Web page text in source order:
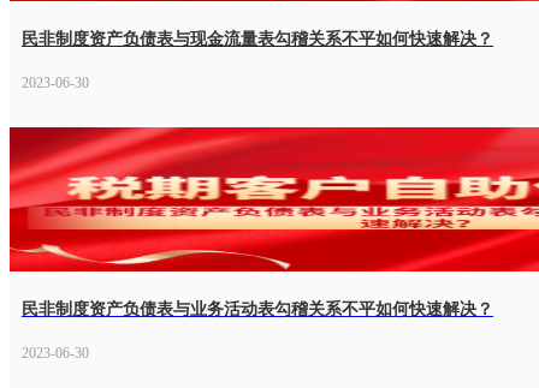
民非制度资产负债表与现金流量表勾稽关系不平如何快速解决？
2023-06-30
民非制度资产负债表与业务活动表勾稽关系不平如何快速解决？
2023-06-30